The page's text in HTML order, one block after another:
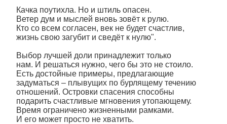
Качка поутихла. Но и штиль опасен.
Ветер дум и мыслей вновь зовёт к рулю.
Кто со всем согласен, век не будет счастлив,
жизнь свою загубит и сведёт к нулю".
Выбор лучшей доли принадлежит только
нам. И решаться нужно, чего бы это не стоило.
Есть достойные примеры, предлагающие
задуматься – плывущих по бурлящему течению
отношений. Островки спасения способны
подарить счастливые мгновения утопающему.
Время ограничено жизненными рамками.
И его может просто не хватить.